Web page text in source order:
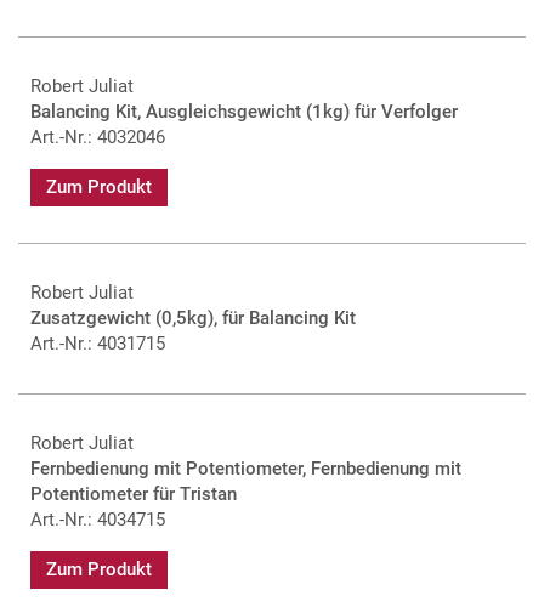
Robert Juliat
Balancing Kit, Ausgleichsgewicht (1kg) für Verfolger
Art.-Nr.: 4032046
Zum Produkt
Robert Juliat
Zusatzgewicht (0,5kg), für Balancing Kit
Art.-Nr.: 4031715
Robert Juliat
Fernbedienung mit Potentiometer, Fernbedienung mit
Potentiometer für Tristan
Art.-Nr.: 4034715
Zum Produkt